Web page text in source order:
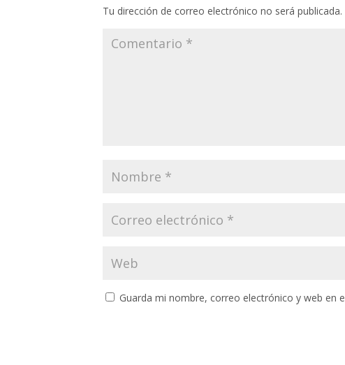
Tu dirección de correo electrónico no será publicada.
Guarda mi nombre, correo electrónico y web en